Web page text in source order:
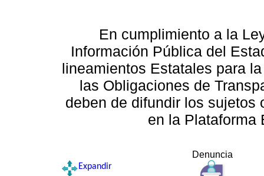
En cumplimiento a la
Información Pública del
lineamientos Estatales para
las Obligaciones de
deben de difundir los sujetos
en la Plataforma
Denuncia
Expandir